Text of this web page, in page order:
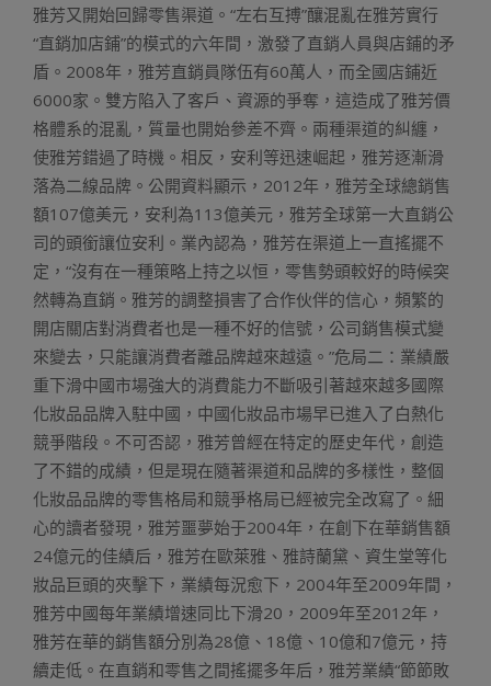
雅芳又開始回歸零售渠道。“左右互搏”釀混亂在雅芳實行
“直銷加店鋪”的模式的六年間，激發了直銷人員與店鋪的矛
盾。2008年，雅芳直銷員隊伍有60萬人，而全國店鋪近
6000家。雙方陷入了客戶、資源的爭奪，這造成了雅芳價
格體系的混亂，質量也開始參差不齊。兩種渠道的糾纏，
使雅芳錯過了時機。相反，安利等迅速崛起，雅芳逐漸滑
落為二線品牌。公開資料顯示，2012年，雅芳全球總銷售
額107億美元，安利為113億美元，雅芳全球第一大直銷公
司的頭銜讓位安利。業內認為，雅芳在渠道上一直搖擺不
定，“沒有在一種策略上持之以恒，零售勢頭較好的時候突
然轉為直銷。雅芳的調整損害了合作伙伴的信心，頻繁的
開店關店對消費者也是一種不好的信號，公司銷售模式變
來變去，只能讓消費者離品牌越來越遠。”危局二：業績嚴
重下滑中國市場強大的消費能力不斷吸引著越來越多國際
化妝品品牌入駐中國，中國化妝品市場早已進入了白熱化
競爭階段。不可否認，雅芳曾經在特定的歷史年代，創造
了不錯的成績，但是現在隨著渠道和品牌的多樣性，整個
化妝品品牌的零售格局和競爭格局已經被完全改寫了。細
心的讀者發現，雅芳噩夢始于2004年，在創下在華銷售額
24億元的佳績后，雅芳在歐萊雅、雅詩蘭黛、資生堂等化
妝品巨頭的夾擊下，業績每況愈下，2004年至2009年間，
雅芳中國每年業績增速同比下滑20，2009年至2012年，
雅芳在華的銷售額分別為28億、18億、10億和7億元，持
續走低。在直銷和零售之間搖擺多年后，雅芳業績“節節敗